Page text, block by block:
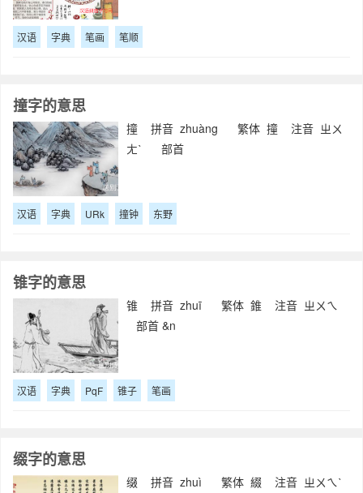
汉语 字典 笔画 笔顺
撞字的意思
撞 拼音 zhuàng 繁体 撞 注音 ㄓㄨ
ㄤˋ 部首
汉语 字典 URk 撞钟 东野
锥字的意思
锥 拼音 zhuī 繁体 錐 注音 ㄓㄨㄟ
部首 &n
汉语 字典 PqF 锥子 笔画
缀字的意思
缀 拼音 zhuì 繁体 綴 注音 ㄓㄨㄟˋ